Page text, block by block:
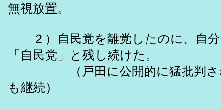
無視放置。
２）自民党を離党したのに、自分
「自民党」と残し続けた。
（戸田に公開的に猛批判され
も継続）